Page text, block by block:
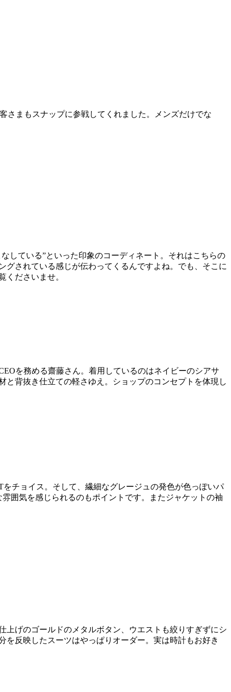
さまもスナップに参戦してくれました。メンズだけでな
している”といった印象のコーディネート。それはこちらの
されている感じが伝わってくるんですよね。でも、そこに
くださいませ。
を務める齋藤さん。着用しているのはネイビーのシアサ
背抜き仕立ての軽さゆえ。ショップのコンセプトを体現し
チョイス。そして、繊細なグレージュの発色が色っぽいパ
囲気を感じられるのもポイントです。またジャケットの袖
げのゴールドのメタルボタン、ウエストも絞りすぎずにシ
反映したスーツはやっぱりオーダー。実は時計もお好き